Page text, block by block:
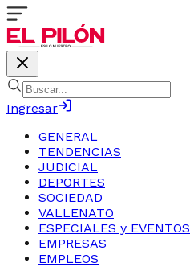
Ingresar
GENERAL
TENDENCIAS
JUDICIAL
DEPORTES
SOCIEDAD
VALLENATO
ESPECIALES y EVENTOS
EMPRESAS
EMPLEOS